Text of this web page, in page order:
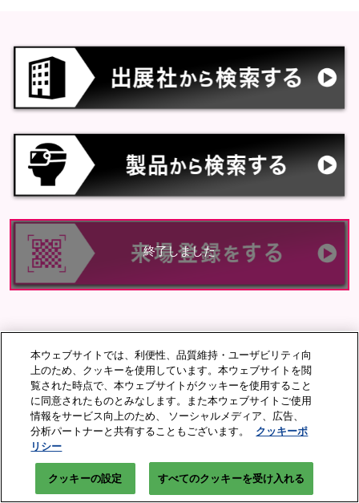
終了しました
本ウェブサイトでは、利便性、品質維持・ユーザビリティ向
上のため、クッキーを使用しています。本ウェブサイトを閲
覧された時点で、本ウェブサイトがクッキーを使用すること
に同意されたものとみなします。また本ウェブサイトご使用
情報をサービス向上のため、 ソーシャルメディア、広告、
分析パートナーと共有することもございます。
クッキーポ
リシー
クッキーの設定 すべてのクッキーを受け入れる